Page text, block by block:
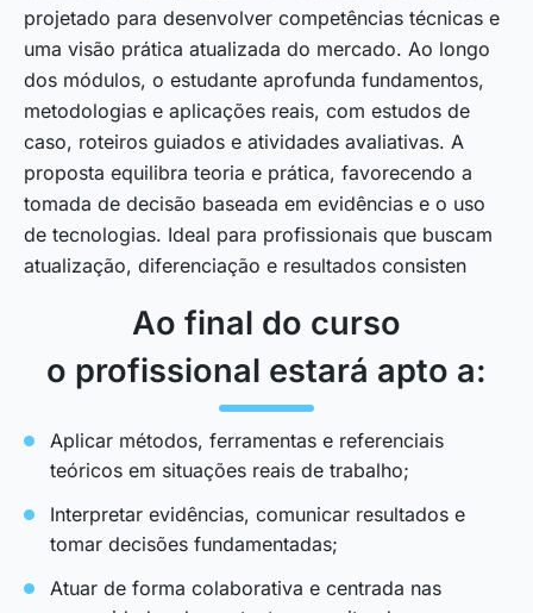
projetado para desenvolver competências técnicas e
uma visão prática atualizada do mercado. Ao longo
dos módulos, o estudante aprofunda fundamentos,
metodologias e aplicações reais, com estudos de
caso, roteiros guiados e atividades avaliativas. A
proposta equilibra teoria e prática, favorecendo a
tomada de decisão baseada em evidências e o uso
de tecnologias. Ideal para profissionais que buscam
atualização, diferenciação e resultados consisten
Ao final do curso
o profissional estará apto a:
Aplicar métodos, ferramentas e referenciais
teóricos em situações reais de trabalho;
Interpretar evidências, comunicar resultados e
tomar decisões fundamentadas;
Atuar de forma colaborativa e centrada nas